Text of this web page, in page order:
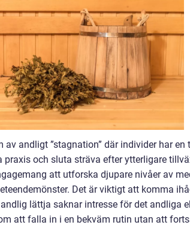
andligt ”stagnation” där individer har en
praxis och sluta sträva efter ytterligare
att utforska djupare nivåer av
Det är viktigt att komma
lättja saknar intresse för det andliga
att falla in i en bekväm rutin utan att